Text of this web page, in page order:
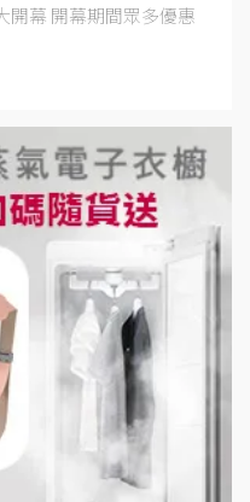
開幕 開幕期間眾多優惠